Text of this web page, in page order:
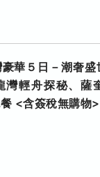
華５日－潮奢盛
灣輕舟探秘、薩
<含簽稅無購物>